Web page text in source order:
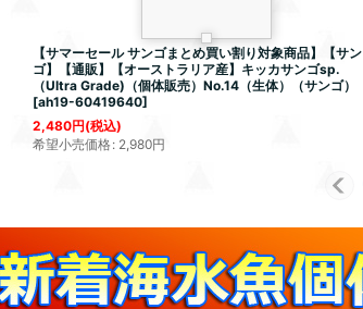
【サマーセール サンゴまとめ買い割り対象商品】【サン
ゴ】【通販】【オーストラリア産】キッカサンゴsp.
（Ultra Grade)（個体販売）No.14（生体）（サンゴ）
[ah19-60419640]
2,480円(税込)
希望小売価格: 2,980円